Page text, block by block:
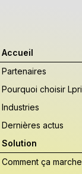
Accueil
Partenaires
Pourquoi choisir
Industries
Dernières actus
Solution
Comment ça